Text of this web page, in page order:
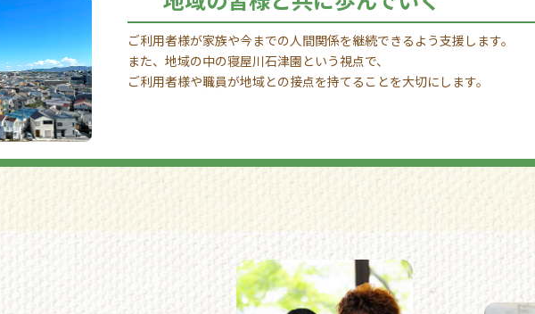
ご利用者様が家族や今までの人間関係を継続できるよう支援します。
また、地域の中の寝屋川石津園という視点で、
ご利用者様や職員が地域との接点を持てることを大切にします。